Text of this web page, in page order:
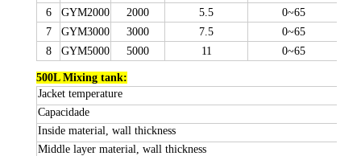
6
GYM2000 2000 5.5 0~65
7
GYM3000 3000 7.5 0~65
8
GYM5000 5000 11 0~65
500L Mixing tank:
Jacket temperature
Capacidade
Inside material wall thickness
Middle layer material wall thickness